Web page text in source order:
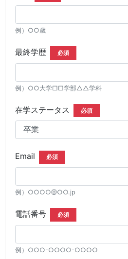
例）○○歳
最終学歴 必須
例）○○大学□□学部△△学科
在学ステータス 必須
Email 必須
例）○○○○@○○.jp
電話番号 必須
例）○○○-○○○○-○○○○